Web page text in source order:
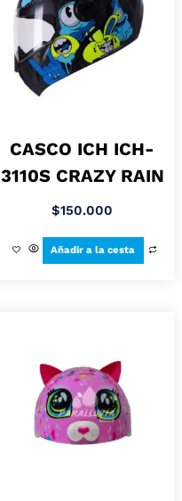
CASCO ICH ICH-
3110S CRAZY RAIN
$150.000
Añadir a la cesta